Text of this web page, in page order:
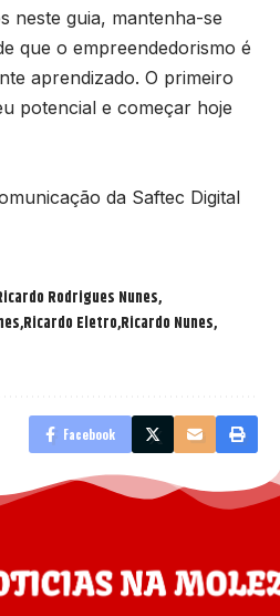
neste guia, mantenha-se
que o empreendedorismo é
aprendizado. O primeiro
potencial e começar hoje
da Saftec Digital
Rodrigues Nunes
Ricardo Eletro Ricardo Nunes
Facebook